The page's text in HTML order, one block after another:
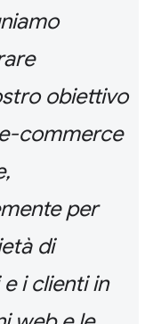
obiettivo
commerce
per
di
i clienti in